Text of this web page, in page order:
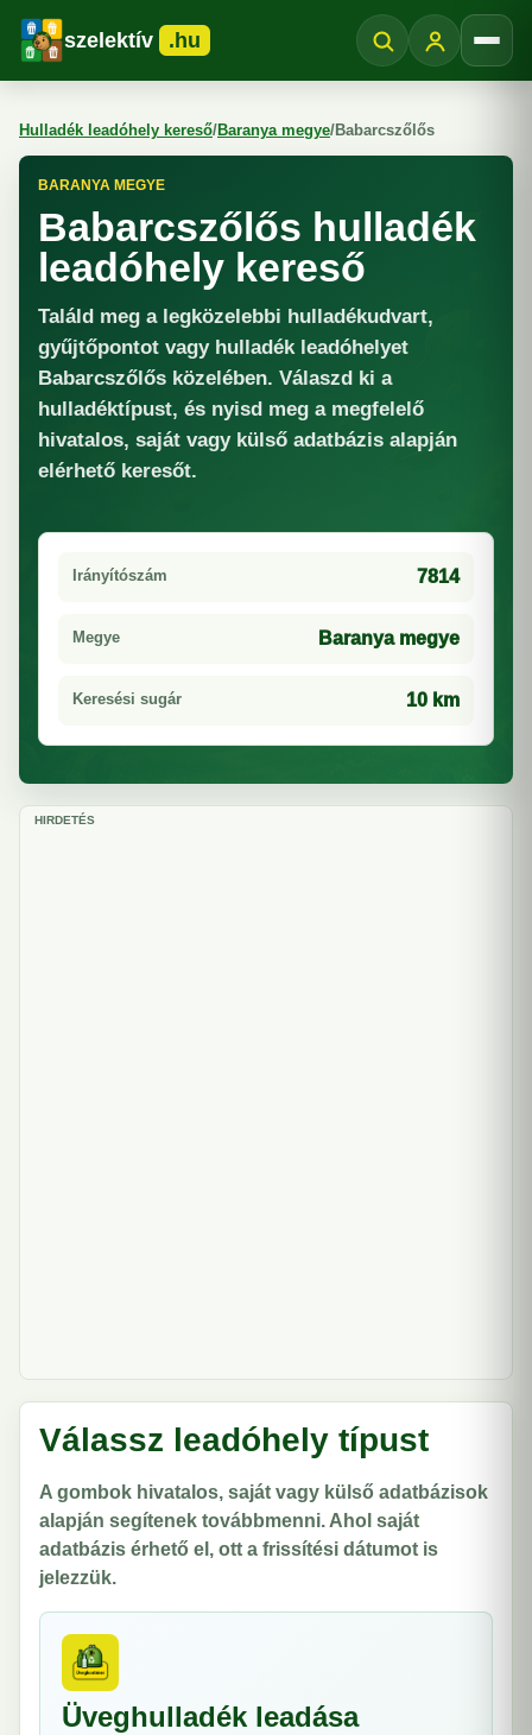
szelektív .hu
Hulladék leadóhely kereső/Baranya megye/Babarcszőlős
BARANYA MEGYE
Babarcszőlős hulladék
leadóhely kereső
Találd meg a legközelebbi hulladékudvart,
gyűjtőpontot vagy hulladék leadóhelyet
Babarcszőlős közelében. Válaszd ki a
hulladéktípust, és nyisd meg a megfelelő
hivatalos, saját vagy külső adatbázis alapján
elérhető keresőt.
Irányítószám 7814
Megye Baranya megye
Keresési sugár 10 km
HIRDETÉS
Válassz leadóhely típust
A gombok hivatalos, saját vagy külső adatbázisok
alapján segítenek továbbmenni. Ahol saját
adatbázis érhető el, ott a frissítési dátumot is
jelezzük.
Üveghulladék leadása